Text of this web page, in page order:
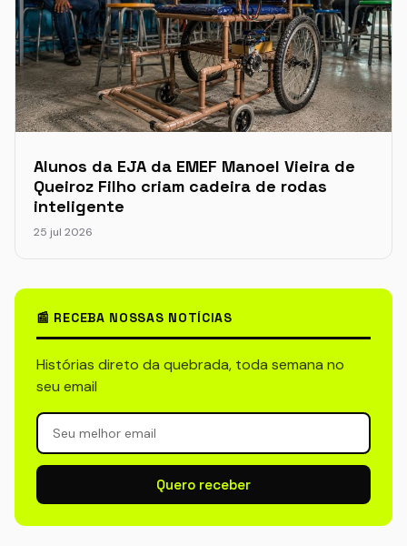
Alunos da EJA da EMEF Manoel Vieira de
Queiroz Filho criam cadeira de rodas
inteligente
25 jul 2026
📰 RECEBA NOSSAS NOTÍCIAS
Histórias direto da quebrada, toda semana no
seu email
Quero receber